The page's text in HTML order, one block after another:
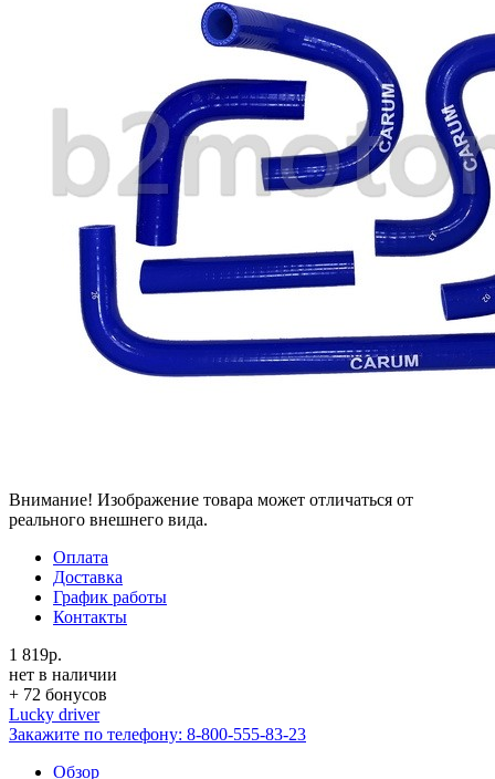
Внимание! Изображение товара может отличаться от
реального внешнего вида.
Оплата
Доставка
График работы
Контакты
1 819р.
нет в наличии
+ 72 бонусов
Lucky driver
Закажите по телефону: 8-800-555-83-23
Обзор